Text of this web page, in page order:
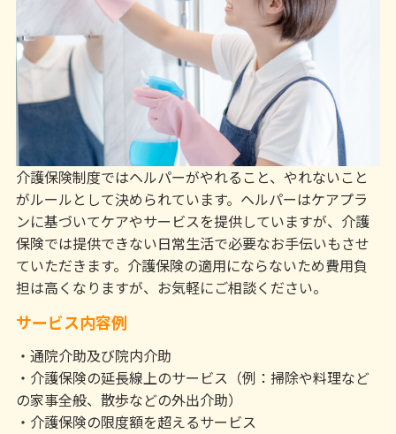
介護保険制度ではヘルパーがやれること、やれないこと
がルールとして決められています。ヘルパーはケアプラ
ンに基づいてケアやサービスを提供していますが、介護
保険では提供できない日常生活で必要なお手伝いもさせ
ていただきます。介護保険の適用にならないため費用負
担は高くなりますが、お気軽にご相談ください。
サービス内容例
・通院介助及び院内介助
・介護保険の延長線上のサービス（例：掃除や料理など
の家事全般、散歩などの外出介助）
・介護保険の限度額を超えるサービス